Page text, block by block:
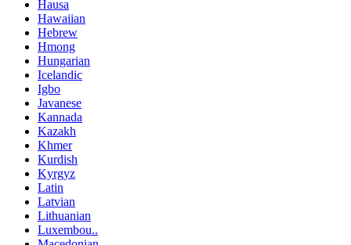
Hausa
Hawaiian
Hebrew
Hmong
Hungarian
Icelandic
Igbo
Javanese
Kannada
Kazakh
Khmer
Kurdish
Kyrgyz
Latin
Latvian
Lithuanian
Luxembou..